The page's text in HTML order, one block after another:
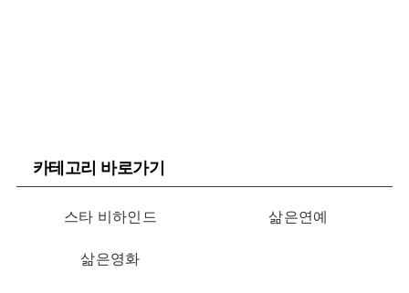
카테고리 바로가기
스타 비하인드 삶은연예
삶은영화